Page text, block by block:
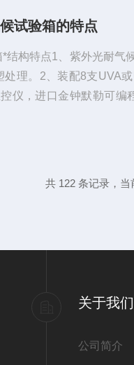
，操作简单，具有安全
试验箱的特点
结构特点1、紫外光耐气
处理。2、装配8支UVA
仪，进口金钟默勒可编
的独立控制时间和交替
共 122 条记录，当
关于我们
公司简介